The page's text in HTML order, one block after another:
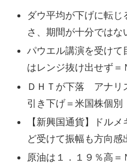
ダウ平均が下げに転
さ、期間が十分ではな
パウエル講演を受けて
はレンジ抜け出せず＝
ＤＨＴが下落 アナリ
引き下げ＝米国株個別
【新興国通貨】ドル
ど受けて振幅も方向感
原油は１．１９％高＝